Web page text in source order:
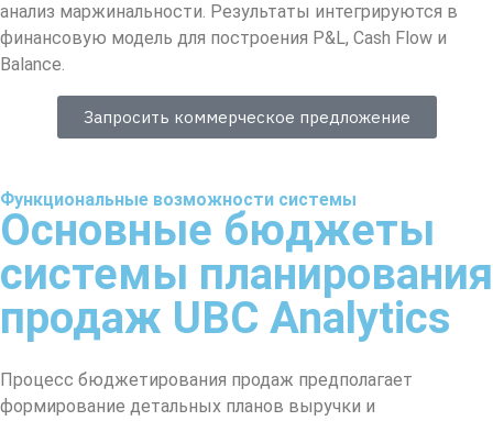
анализ маржинальности. Результаты интегрируются в
финансовую модель для построения P&L, Cash Flow и
Balance.
Запросить коммерческое предложение
Функциональные возможности системы
Основные бюджеты
системы планирования
продаж UBC Analytics
Процесс бюджетирования продаж предполагает
формирование детальных планов выручки и